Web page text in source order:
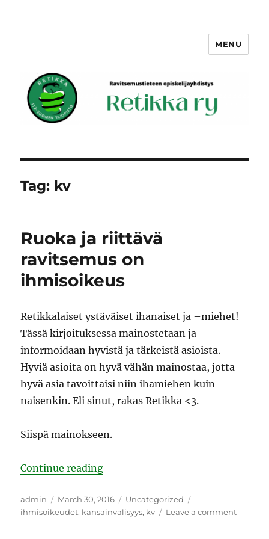
MENU
Tag: kv
Ruoka ja riittävä
ravitsemus on
ihmisoikeus
Retikkalaiset ystäväiset ihanaiset ja –miehet!
Tässä kirjoituksessa mainostetaan ja
informoidaan hyvistä ja tärkeistä asioista.
Hyviä asioita on hyvä vähän mainostaa, jotta
hyvä asia tavoittaisi niin ihamiehen kuin -
naisenkin. Eli sinut, rakas Retikka <3.
Siispä mainokseen.
Continue reading“Ruoka ja riittävä ravitsemus on
Author
admin
Posted
on
March 30, 2016 Categories
Uncategorized
ihmisoikeudet, kansainvalisyys, kv Leave a commenton